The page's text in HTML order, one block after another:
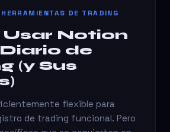
DE TRADING
Notion
de
(y Sus
flexible para
de trading funcional. Pero